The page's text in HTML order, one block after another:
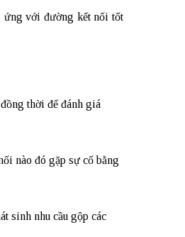
ứng với đường kết nối tốt
thời để đánh giá
nào đó gặp sự cố bằng
sinh nhu cầu gộp các